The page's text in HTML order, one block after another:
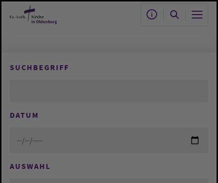
Zum Hauptinhalt springen
SUCHBEGRIFF
DATUM
AUSWAHL